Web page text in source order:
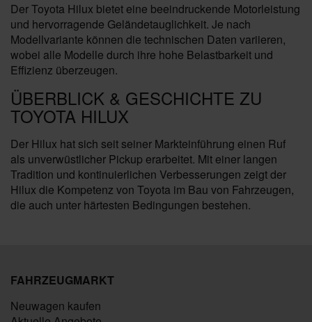
Der Toyota Hilux bietet eine beeindruckende Motorleistung
und hervorragende Geländetauglichkeit. Je nach
Modellvariante können die technischen Daten variieren,
wobei alle Modelle durch ihre hohe Belastbarkeit und
Effizienz überzeugen.
ÜBERBLICK & GESCHICHTE ZU
TOYOTA HILUX
Der Hilux hat sich seit seiner Markteinführung einen Ruf
als unverwüstlicher Pickup erarbeitet. Mit einer langen
Tradition und kontinuierlichen Verbesserungen zeigt der
Hilux die Kompetenz von Toyota im Bau von Fahrzeugen,
die auch unter härtesten Bedingungen bestehen.
FAHRZEUGMARKT
Neuwagen kaufen